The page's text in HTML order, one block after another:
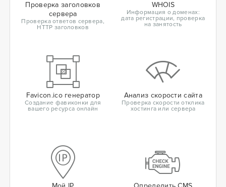
Проверка заголовков
сервера
Проверка ответов сервера,
HTTP заголовков
WHOIS
Информация о доменах:
дата регистрации, проверка
на занятость
Favicon.ico генератор
Создание фавиконки для
вашего ресурса онлайн
Анализ скорости сайта
Проверка скорости отклика
хостинга или сервера